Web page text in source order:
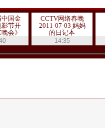
中国金
节开
会》
1/3
CCTV网络春晚
2011-07-03 妈妈
的日记本
14:35